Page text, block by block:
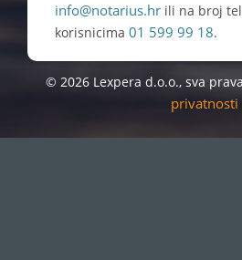
info@notarius.hr ili na broj
korisnicima 01 599 99 18.
© 2026 Lexpera d.o.o., sva
privatnosti